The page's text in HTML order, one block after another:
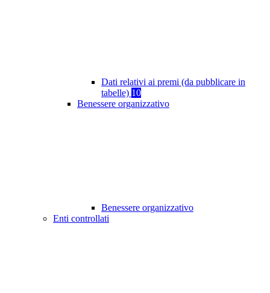
Dati relativi ai premi (da pubblicare in
tabelle) 10
Benessere organizzativo
Benessere organizzativo
Enti controllati